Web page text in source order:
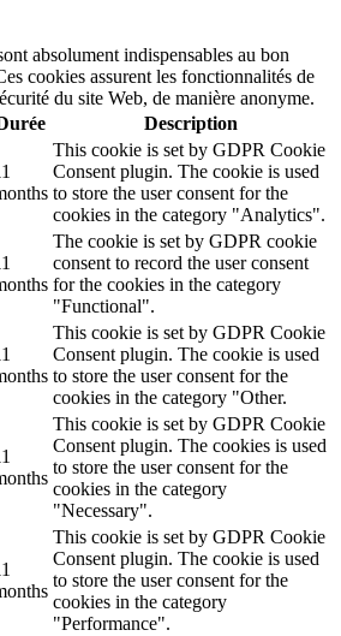
absolument indispensables au bon
cookies assurent les fonctionnalités de
du site Web, de manière anonyme.
Description
This cookie is set by GDPR Cookie
Consent plugin. The cookie is used
to store the user consent for the
cookies in the category "Analytics".
The cookie is set by GDPR cookie
consent to record the user consent
for the cookies in the category
"Functional".
This cookie is set by GDPR Cookie
Consent plugin. The cookie is used
to store the user consent for the
cookies in the category "Other.
This cookie is set by GDPR Cookie
Consent plugin. The cookies is used
to store the user consent for the
cookies in the category
"Necessary".
This cookie is set by GDPR Cookie
Consent plugin. The cookie is used
to store the user consent for the
cookies in the category
"Performance".